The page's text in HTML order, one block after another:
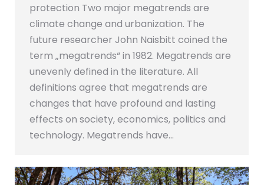
protection Two major megatrends are
climate change and urbanization. The
future researcher John Naisbitt coined the
term „megatrends“ in 1982. Megatrends are
unevenly defined in the literature. All
definitions agree that megatrends are
changes that have profound and lasting
effects on society, economics, politics and
technology. Megatrends have…